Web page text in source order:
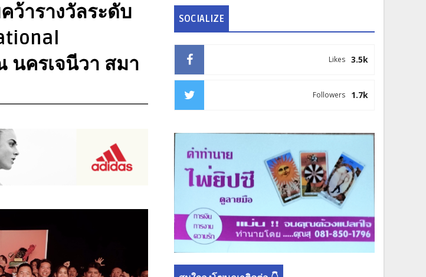
ว้ารางวัลระดับ
นครเจนีวา สมา
SOCIALIZE
3.5k
Likes
1.7k
Followers